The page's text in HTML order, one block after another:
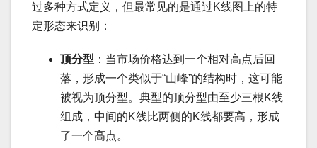
过多种方式定义，但最常见的是通过K线图上的特
定形态来识别：
顶分型 ：当市场价格达到一个相对高点后回
落，形成一个类似于“山峰”的结构时，这可能
被视为顶分型。典型的顶分型由至少三根K线
组成，中间的K线比两侧的K线都要高，形成
了一个高点。